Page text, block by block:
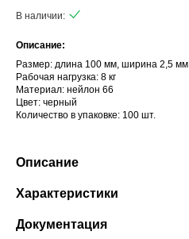
В наличии:
Описание:
Размер: длина 100 мм, ширина 2,5 мм
Рабочая нагрузка: 8 кг
Материал: нейлон 66
Цвет: черный
Количество в упаковке: 100 шт.
Описание
Характеристики
Документация